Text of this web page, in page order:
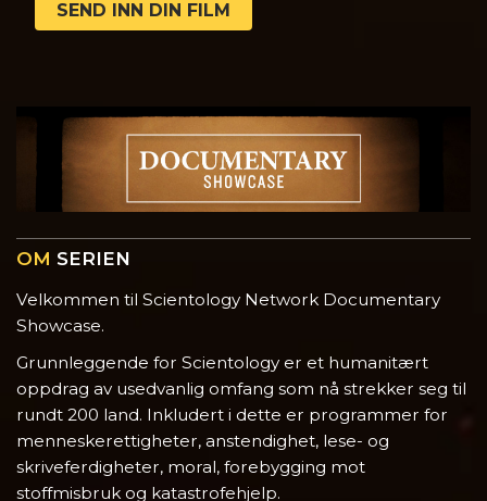
SEND INN DIN FILM
OM SERIEN
Velkommen til Scientology Network Documentary
Showcase.
Grunnleggende for Scientology er et humanitært
oppdrag av usedvanlig omfang som nå strekker seg til
rundt 200 land. Inkludert i dette er programmer for
menneskerettigheter, anstendighet, lese- og
skriveferdigheter, moral, forebygging mot
stoffmisbruk og katastrofehjelp.